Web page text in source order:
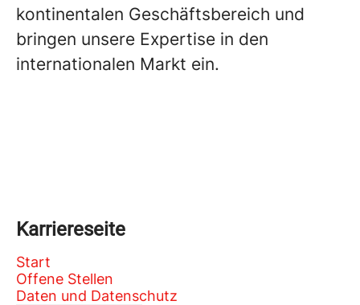
kontinentalen Geschäftsbereich und
bringen unsere Expertise in den
internationalen Markt ein.
Karriereseite
Start
Offene Stellen
Daten und Datenschutz